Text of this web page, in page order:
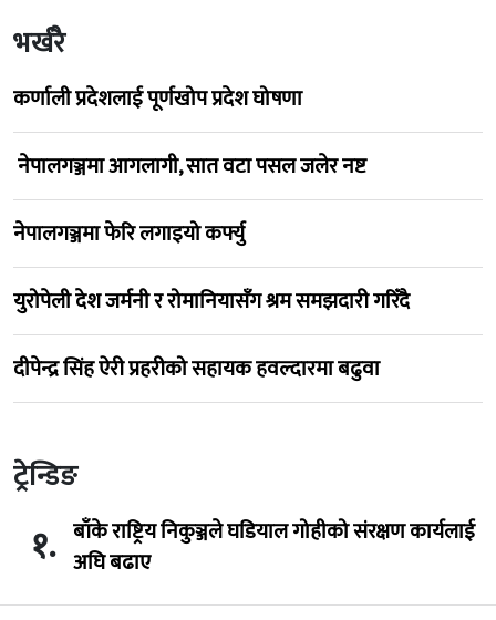
भर्खरै
कर्णाली प्रदेशलाई पूर्णखोप प्रदेश घोषणा
नेपालगञ्जमा आगलागी, सात वटा पसल जलेर नष्ट
नेपालगञ्जमा फेरि लगाइयो कर्फ्यु
युरोपेली देश जर्मनी र रोमानियासँग श्रम समझदारी गरिँदै
दीपेन्द्र सिंह ऐरी प्रहरीको सहायक हवल्दारमा बढुवा
ट्रेन्डिङ
१. बाँके राष्ट्रिय निकुञ्जले घडियाल गोहीको संरक्षण कार्यलाई
अघि बढाए